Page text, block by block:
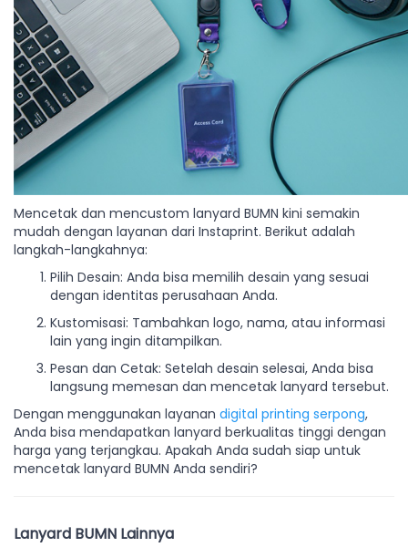
Mencetak dan mencustom lanyard BUMN kini semakin
mudah dengan layanan dari Instaprint. Berikut adalah
langkah-langkahnya:
Pilih Desain: Anda bisa memilih desain yang sesuai
dengan identitas perusahaan Anda.
Kustomisasi: Tambahkan logo, nama, atau informasi
lain yang ingin ditampilkan.
Pesan dan Cetak: Setelah desain selesai, Anda bisa
langsung memesan dan mencetak lanyard tersebut.
Dengan menggunakan layanan digital printing serpong,
Anda bisa mendapatkan lanyard berkualitas tinggi dengan
harga yang terjangkau. Apakah Anda sudah siap untuk
mencetak lanyard BUMN Anda sendiri?
Lanyard BUMN Lainnya